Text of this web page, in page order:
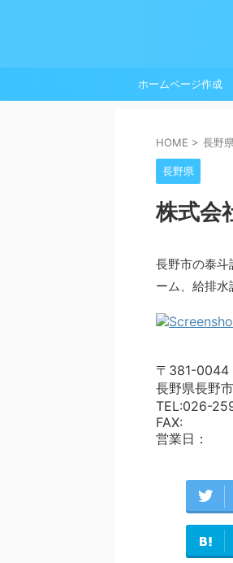
ホームページ作成
HOME > 長野県
長野県
株式会
長野市の泰斗
ーム、給排水
〒381-0044
長野県長野
TEL:026-
FAX:
営業日：